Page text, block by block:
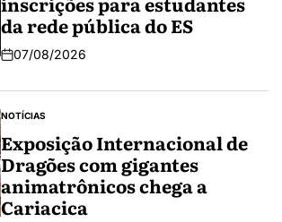
da rede pública do ES
07/08/2026
NOTÍCIAS
Exposição Internacional de
Dragões com gigantes
animatrônicos chega a
Cariacica